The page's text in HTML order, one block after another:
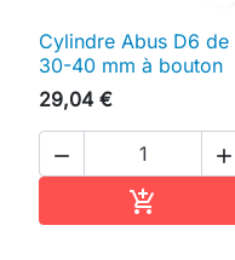
Cylindre Abus D6 de
30-40 mm à bouton
29,04 €
 
